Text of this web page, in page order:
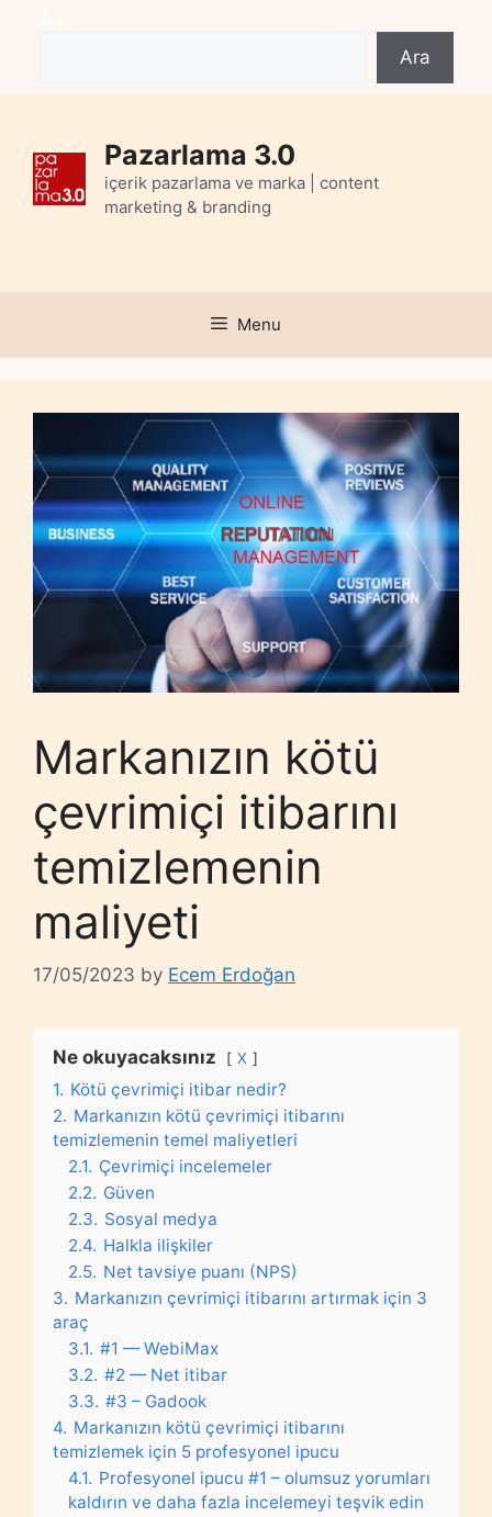
Ara
Pazarlama 3.0
içerik pazarlama ve marka | content
marketing & branding
Menu
Markanızın kötü
çevrimiçi itibarını
temizlemenin
maliyeti
17/05/2023 by Ecem Erdoğan
Ne okuyacaksınız X
1. Kötü çevrimiçi itibar nedir?
2. Markanızın kötü çevrimiçi itibarını
temizlemenin temel maliyetleri
2.1. Çevrimiçi incelemeler
2.2. Güven
2.3. Sosyal medya
2.4. Halkla ilişkiler
2.5. Net tavsiye puanı (NPS)
3. Markanızın çevrimiçi itibarını artırmak için 3
araç
3.1. #1 — WebiMax
3.2. #2 — Net itibar
3.3. #3 – Gadook
4. Markanızın kötü çevrimiçi itibarını
temizlemek için 5 profesyonel ipucu
4.1. Profesyonel ipucu #1 – olumsuz yorumları
kaldırın ve daha fazla incelemeyi teşvik edin